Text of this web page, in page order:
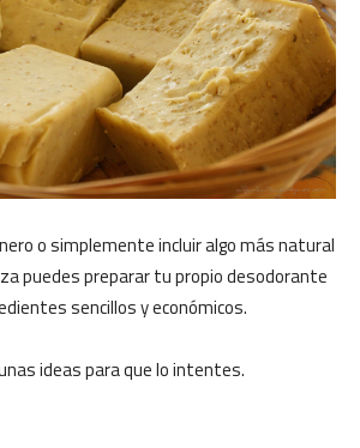
o simplemente incluir algo más natural
puedes preparar tu propio desodorante
sencillos y económicos.
ideas para que lo intentes.